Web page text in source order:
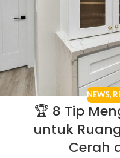
NEWS,
🏆 8 Tip
untuk
Cerah